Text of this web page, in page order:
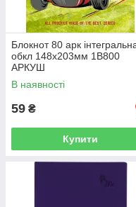
Блокнот 80 арк
обкл 148х203мм 1В800
АРКУШ
В наявності
59 ₴
Купити